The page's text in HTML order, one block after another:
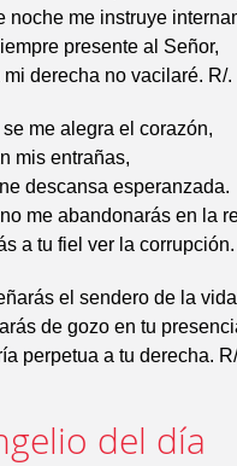
noche me instruye
presente al Señor,
derecha no vacilaré. R/.
se me alegra el corazón,
mis entrañas,
descansa esperanzada.
me abandonarás en la
a tu fiel ver la corrupción.
el sendero de la
de gozo en tu
perpetua a tu derecha.
del día